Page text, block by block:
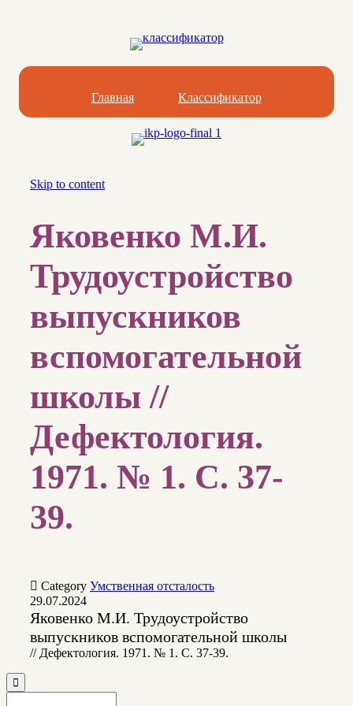
Главная Классификатор
Skip to content
Яковенко М.И.
Трудоустройство
выпускников
вспомогательной
школы //
Дефектология.
1971. № 1. С. 37-
39.
 Category Умственная отсталость
29.07.2024
Яковенко М.И. Трудоустройство
выпускников вспомогательной школы
// Дефектология. 1971. № 1. С. 37-39.
